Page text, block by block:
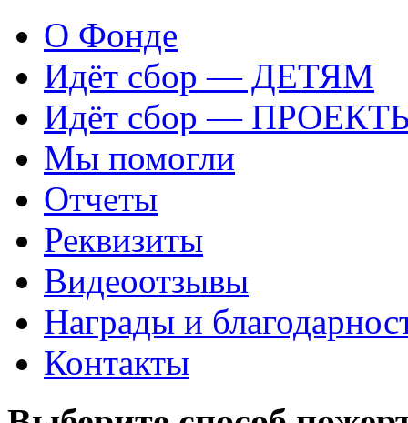
О Фонде
Идёт сбор — ДЕТЯМ
Идёт сбор —
Мы помогли
Отчеты
Реквизиты
Видеоотзывы
Награды и
Контакты